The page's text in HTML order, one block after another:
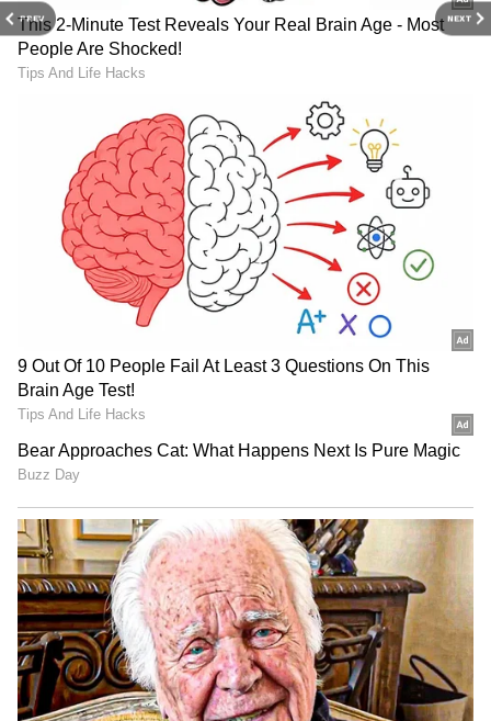
PREV NEXT
Image Credit : X
கருப்பு கொண்டாட்டம்
ட்ரீம் வாரியர் பிக்சர்ஸ் தயாரித்துள்ள
இந்தப் படத்திற்கு சாய் அபயங்கர்
இசையமைத்து உள்ளார். நீதிமன்ற
பின்னணி, சமூக கருத்துகள், தெய்வ
நம்பிக்கைகள் மற்றும் ரசிகர்களை கவரும்
மாஸ் அம்சங்கள் ஆகியவை
தனித்துவமான வரவேற்பை
பெற்றுத்தந்துள்ளது. மே 14ஆம் தேதி
வெளியாக திட்டமிடப்பட்டிருந்த கருப்பு,
கடைசி நேர நிதி பிரச்சனைகளால் ஒரு நாள்
தாமதமானது. இதனால் ரசிகர்கள்
கவலையடைந்த நிலையில், இயக்குநர்
ஆர்.ஜே. பாலாஜியின் உணர்ச்சிமிகு பேச்சும்
சமூக வலைதளங்களில் பரவலாக